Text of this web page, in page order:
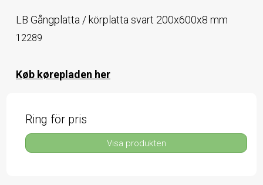
LB Gångplatta / körplatta svart 200x600x8 mm
12289
Køb kørepladen her
Ring för pris
Visa produkten